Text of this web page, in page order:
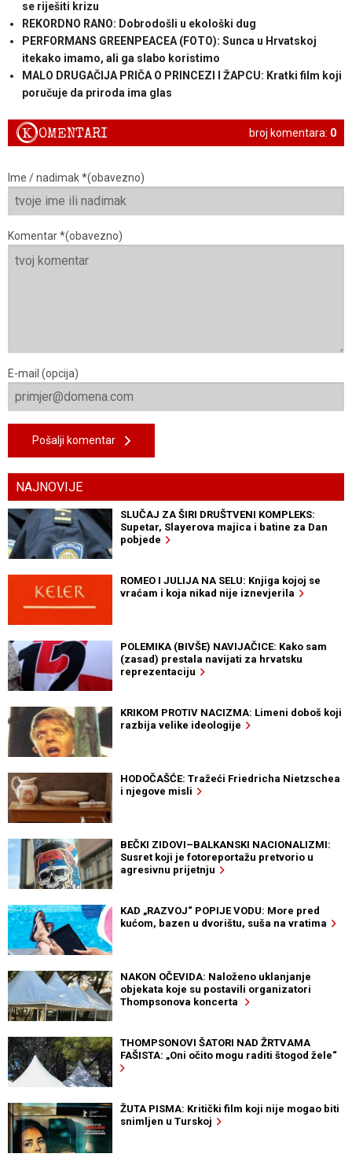
se riješiti krizu
REKORDNO RANO: Dobrodošli u ekološki dug
PERFORMANS GREENPEACEA (FOTO): Sunca u Hrvatskoj
itekako imamo, ali ga slabo koristimo
MALO DRUGAČIJA PRIČA O PRINCEZI I ŽAPCU: Kratki film koji
poručuje da priroda ima glas
broj komentara: 0
KOMENTARI
Ime / nadimak *(obavezno)
Komentar *(obavezno)
E-mail (opcija)
Pošalji komentar
NAJNOVIJE
SLUČAJ ZA ŠIRI DRUŠTVENI KOMPLEKS:
Supetar, Slayerova majica i batine za Dan
pobjede
ROMEO I JULIJA NA SELU: Knjiga kojoj se
vraćam i koja nikad nije iznevjerila
POLEMIKA (BIVŠE) NAVIJAČICE: Kako sam
(zasad) prestala navijati za hrvatsku
reprezentaciju
KRIKOM PROTIV NACIZMA: Limeni doboš koji
razbija velike ideologije
HODOČAŠĆE: Tražeći Friedricha Nietzschea
i njegove misli
BEČKI ZIDOVI–BALKANSKI NACIONALIZMI:
Susret koji je fotoreportažu pretvorio u
agresivnu prijetnju
KAD „RAZVOJ“ POPIJE VODU: More pred
kućom, bazen u dvorištu, suša na vratima
NAKON OČEVIDA: Naloženo uklanjanje
objekata koje su postavili organizatori
Thompsonova koncerta
THOMPSONOVI ŠATORI NAD ŽRTVAMA
FAŠISTA: „Oni očito mogu raditi štogod žele“
ŽUTA PISMA: Kritički film koji nije mogao biti
snimljen u Turskoj